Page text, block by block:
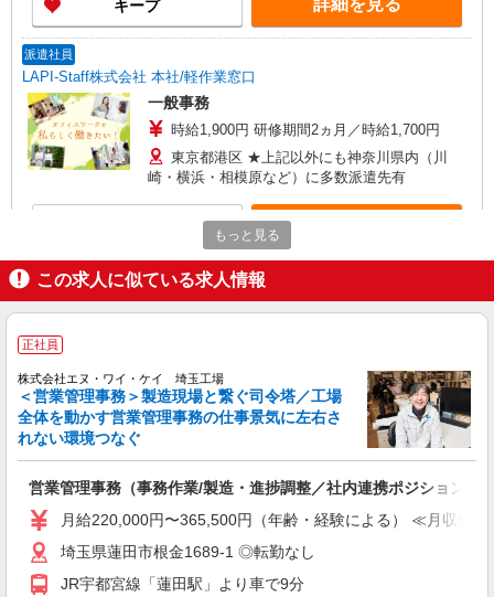
キープ 詳細を見る
派遣社員
LAPI-Staff株式会社 本社/軽作業窓口
一般事務
時給1,900円 研修期間2ヵ月／時給1,700円
東京都港区 ★上記以外にも神奈川県内（川
崎・横浜・相模原など）に多数派遣先有
パート 職業紹介
日本生命保険相互会社
東京都港区芝4-1-23 三田NNビル ただし、本
人の通勤可能な範囲内で就業場所の変更を行うこ
とがあります
キープ 詳細を見る
派遣社員
LAPI-Staff株式会社 本社/軽作業窓口
物流事務
時給1,580円＋交通費全額支給
もっと見る
この求人に似ている求人情報
正社員
株式会社エヌ・ワイ・ケイ 埼玉工場
＜営業管理事務＞製造現場と繋ぐ司令塔／工場
全体を動かす営業管理事務の仕事景気に左右さ
れない環境つなぐ
営業管理事務（事務作業/製造・進捗調整／社内連携ポジション）
月給220,000円〜365,500円（年齢・経験による） ≪月収例
埼玉県蓮田市根金1689-1 ◎転勤なし
JR宇都宮線「蓮田駅」より車で9分